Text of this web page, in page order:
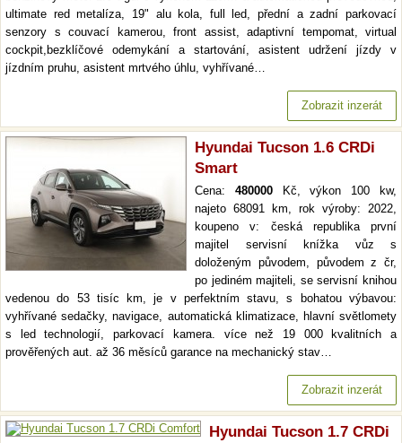
ultimate red metalíza, 19" alu kola, full led, přední a zadní parkovací
senzory s couvací kamerou, front assist, adaptivní tempomat, virtual
cockpit,bezklíčové odemykání a startování, asistent udržení jízdy v
jízdním pruhu, asistent mrtvého úhlu, vyhřívané…
Zobrazit inzerát
Hyundai Tucson 1.6 CRDi
Smart
Cena: 480000Kč, výkon 100 kw,
najeto 68091 km, rok výroby: 2022,
koupeno v: česká republika první
majitel servisní knížka vůz s
doloženým původem, původem z čr,
po jediném majiteli, se servisní knihou
vedenou do 53 tisíc km, je v perfektním stavu, s bohatou výbavou:
vyhřívané sedačky, navigace, automatická klimatizace, hlavní světlomety
s led technologií, parkovací kamera. více než 19 000 kvalitních a
prověřených aut. až 36 měsíců garance na mechanický stav…
Zobrazit inzerát
Hyundai Tucson 1.7 CRDi